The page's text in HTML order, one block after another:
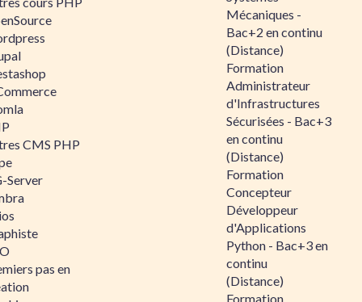
CMS PHP
Server
pas en
Mécaniques -
Bac+2 en continu
(Distance)
Formation
Administrateur
d'Infrastructures
Sécurisées - Bac+3
en continu
(Distance)
Formation
Concepteur
Développeur
d'Applications
Python - Bac+3 en
continu
(Distance)
Formation